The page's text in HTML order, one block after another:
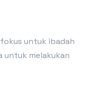
fokus untuk ibadah
untuk melakukan